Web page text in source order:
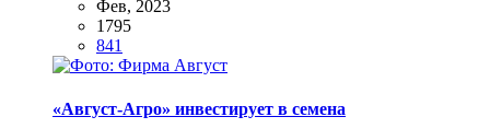
Фев, 2023
1795
841
«Август-Агро» инвестирует в семена